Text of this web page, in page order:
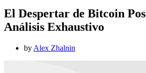
El Despertar de Bitcoin
Análisis Exhaustivo
by Alex Zhalnin